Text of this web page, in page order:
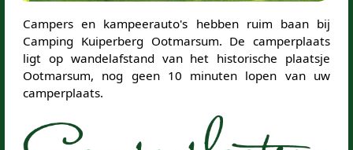
Campers en kampeerauto's hebben ruim baan bij
Camping Kuiperberg Ootmarsum. De camperplaats
ligt op wandelafstand van het historische plaatsje
Ootmarsum, nog geen 10 minuten lopen van uw
camperplaats.